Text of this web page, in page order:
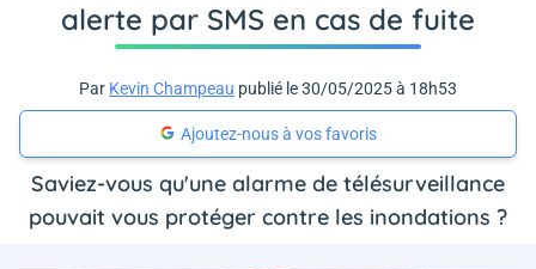
alerte par SMS en cas de fuite
Par Kevin Champeau publié le 30/05/2025 à 18h53
Ajoutez-nous à vos favoris
Saviez-vous qu'une alarme de télésurveillance
pouvait vous protéger contre les inondations ?